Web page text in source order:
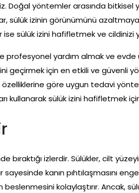
Doğal yöntemler arasında
sülük izinin görünümünü
sülük izini hafifletmek ve cildinizi
profesyonel yardım almak ve
geçirmek için en etkili ve güvenli
göre uygun tedavi
kullanarak sülük izini hafifletmek
bıraktığı izlerdir. Sülükler, cilt
sayesinde kanın pıhtılaşmasını
beslenmesini kolaylaştırır. Ancak,